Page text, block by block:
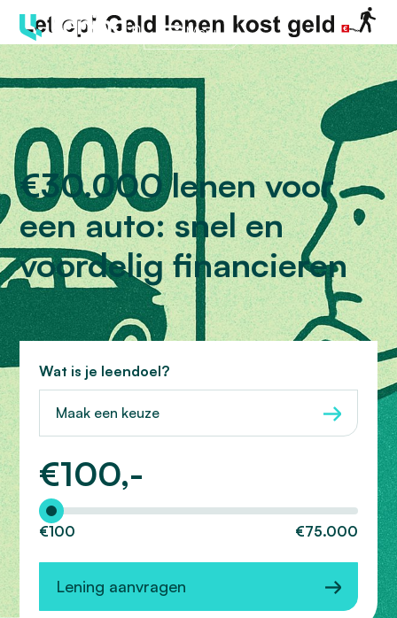
Menu
€30.000 lenen voor
een auto: snel en
voordelig financieren
Wat is je leendoel?
Maak een keuze
€100,-
Hoeveel wilt u lenen?
€100 €75.000
Lening aanvragen